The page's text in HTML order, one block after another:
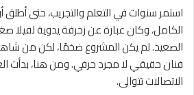
استمر سنوات في التعلم والتجريب، حتى
الكامل، وكان عبارة عن زخرفة يدوية
الصعيد. لم يكن المشروع ضخمًا، لكن من
فنان حقيقي لا مجرد حرفي. ومن هنا، بدأت
الاتصالات تتوالى.